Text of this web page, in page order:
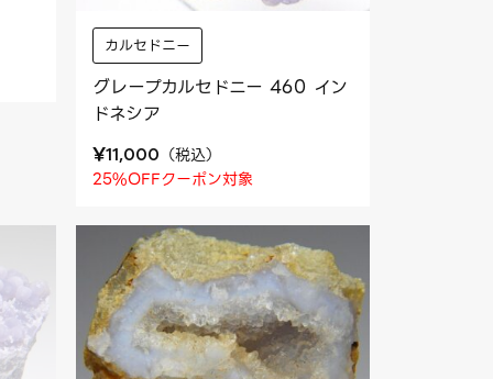
カルセドニー
グレープカルセドニー 460 イン
ドネシア
¥11,000 （税込）
25%OFFクーポン対象